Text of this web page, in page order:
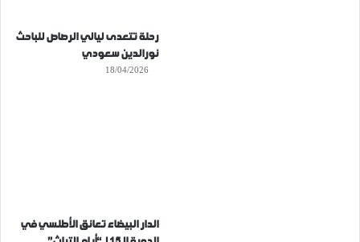
رحلة تتعدى ليالي الرصاص للباحث
نورالدين سعودي
18/04/2026
الدار البيضاء تعانق الأطلسي في